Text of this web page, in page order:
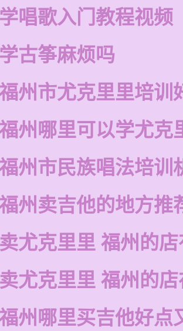
学唱歌入门教程视频
学古筝麻烦吗
州市尤克里里培训
州哪里可以学尤克
州市民族唱法培训
州卖吉他的地方推
卖尤克里里 福州的
卖尤克里里 福州的
州哪里买吉他好点